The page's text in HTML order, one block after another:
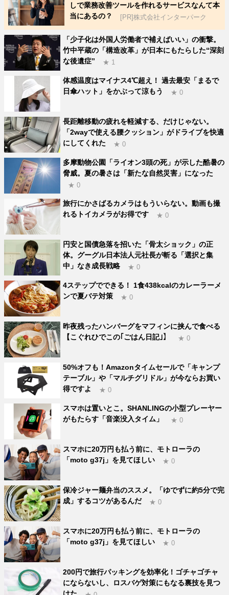
しで業務改善ツールを作れるサービスなんて本
当にあるの？
[PR]株式会社インターパーク
「少子化は外国人労働者で補えばいい」の衝撃。
竹中平蔵の「構造改革」が日本にもたらした“深刻
な後遺症”
★ 1
体感温度はマイナス4℃超え！ 過去最安「まるで
日傘ハット」をかぶって涼もう
★ 0
長距離移動の疲れを軽減する、だけじゃない。
「2wayで使える腰クッション」がドライブを快適
にしてくれた
★ 0
多摩動物公園「ライオン3頭の死」が示した酷暑の
脅威。夏の暑さは「新たな自然災害」になった
★ 0
旅行にかさばるカメラはもういらない。動画も撮
れるトイカメラがお得です
★ 0
円安と国債急落を招いた「骨太ショック」の正
体。グーグル日本法人元社長が斬る「選択と集
中」なき成長戦略
★ 0
4ステップでできる！ 1食438kcalのカレーラーメ
ンで夏バテ対策
★ 0
昨夜残ったハンバーグをマフィンに挟んで食べる
【こぐれひでこの｢ごはん日記｣】
★ 0
50%オフも！Amazonタイムセールで「キャンプ
テーブル」や「マルチグリドル」が今ならお買い
得ですよ
★ 0
スマホは置いとこ。SHANLINGの小型プレーヤー
がもたらす「音楽没入タイム」
★ 0
スマホに20万円も払う前に、モトローラの
「moto g37j」を見てほしい
★ 0
保冷ジャー麺弁当のススメ。「ゆでずに約5分で完
成」するコツがあるんだ
★ 0
スマホに20万円も払う前に、モトローラの
「moto g37j」を見てほしい
★ 0
200円で旅行パッキングを効率化！ゴチャゴチャ
にならないし、ロスバゲ対策にもなる裏技を見つ